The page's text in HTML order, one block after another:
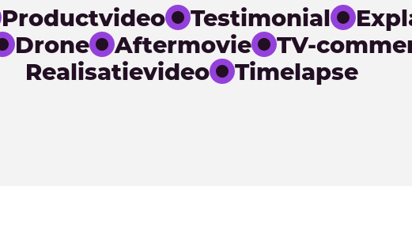
Productvideo Testimonial
Drone Aftermovie TV-
Realisatievideo
Timelapse